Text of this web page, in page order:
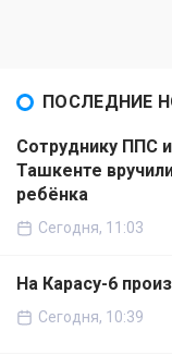
ПОСЛЕДНИЕ
Сотруднику ППС
Ташкенте
ребёнка
Сегодня, 11:03
На Карасу-6
Сегодня, 10:39